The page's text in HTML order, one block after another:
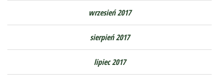
wrzesień 2017
sierpień 2017
lipiec 2017